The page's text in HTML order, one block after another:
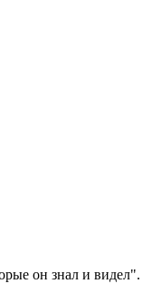
он знал и видел".